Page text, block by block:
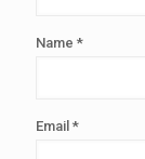
Name *
Email *